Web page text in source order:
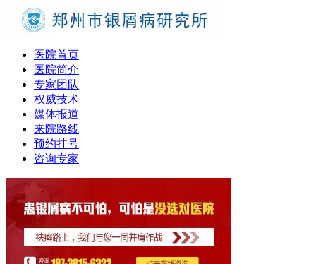
医院首页
医院简介
专家团队
权威技术
媒体报道
来院路线
预约挂号
咨询专家